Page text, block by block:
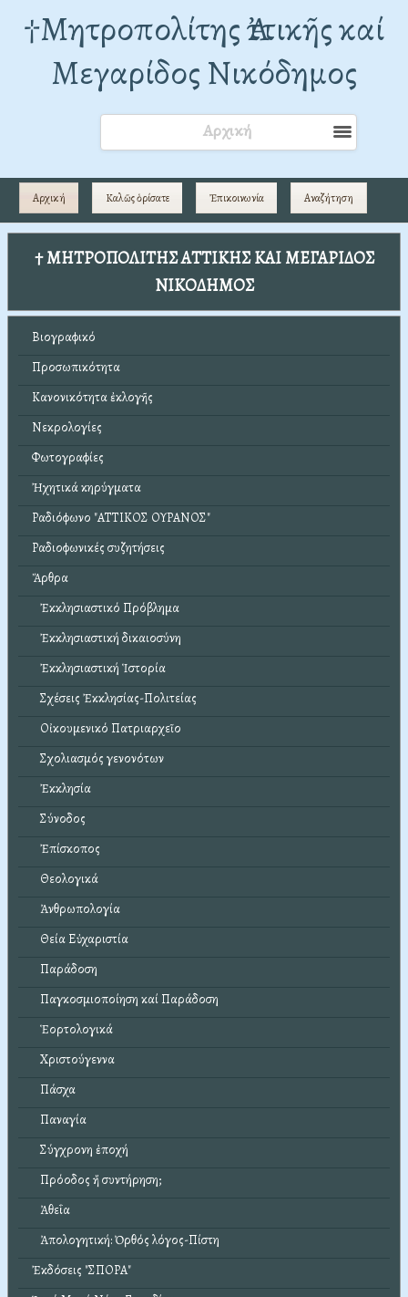
†Mητροπολίτης Ἀττικῆς καί
Μεγαρίδος Νικόδημος
Αρχική
Αρχική Καλῶς ὁρίσατε Ἐπικοινωνία Αναζήτηση
† ΜΗΤΡΟΠΟΛΙΤΗΣ ΑΤΤΙΚΗΣ ΚΑΙ ΜΕΓΑΡΙΔΟΣ
ΝΙΚΟΔΗΜΟΣ
Βιογραφικό
Προσωπικότητα
Κανονικότητα ἐκλογῆς
Νεκρολογίες
Φωτογραφίες
Ἠχητικά κηρύγματα
Ραδιόφωνο "ΑΤΤΙΚΟΣ ΟΥΡΑΝΟΣ"
Ραδιοφωνικές συζητήσεις
Ἄρθρα
Ἐκκλησιαστικό Πρόβλημα
Ἐκκλησιαστική δικαιοσύνη
Ἐκκλησιαστική Ἱστορία
Σχέσεις Ἐκκλησίας-Πολιτείας
Οἰκουμενικό Πατριαρχεῖο
Σχολιασμός γενονότων
Ἐκκλησία
Σύνοδος
Ἐπίσκοπος
Θεολογικά
Ἀνθρωπολογία
Θεία Εὐχαριστία
Παράδοση
Παγκοσμιοποίηση καί Παράδοση
Ἑορτολογικά
Χριστούγεννα
Πάσχα
Παναγία
Σύγχρονη ἐποχή
Πρόοδος ἤ συντήρηση;
Ἀθεΐα
Ἀπολογητική: Ὀρθός λόγος-Πίστη
Ἐκδόσεις "ΣΠΟΡΑ"